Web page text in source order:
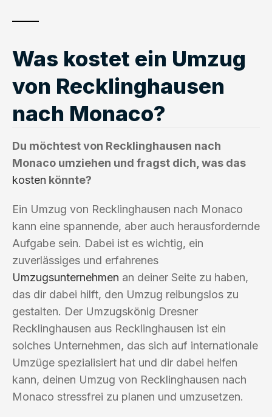
Was kostet ein Umzug
von Recklinghausen
nach Monaco?
Du möchtest von Recklinghausen nach
Monaco umziehen und fragst dich, was das
kosten könnte?
Ein Umzug von Recklinghausen nach Monaco
kann eine spannende, aber auch herausfordernde
Aufgabe sein. Dabei ist es wichtig, ein
zuverlässiges und erfahrenes
Umzugsunternehmen an deiner Seite zu haben,
das dir dabei hilft, den Umzug reibungslos zu
gestalten. Der Umzugskönig Dresner
Recklinghausen aus Recklinghausen ist ein
solches Unternehmen, das sich auf internationale
Umzüge spezialisiert hat und dir dabei helfen
kann, deinen Umzug von Recklinghausen nach
Monaco stressfrei zu planen und umzusetzen.